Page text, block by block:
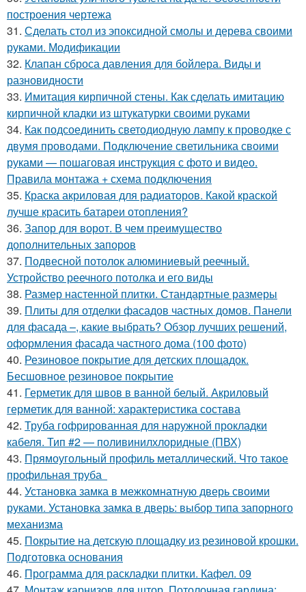
построения чертежа
31. Сделать стол из эпоксидной смолы и дерева своими
руками. Модификации
32. Клапан сброса давления для бойлера. Виды и
разновидности
33. Имитация кирпичной стены. Как сделать имитацию
кирпичной кладки из штукатурки своими руками
34. Как подсоединить светодиодную лампу к проводке с
двумя проводами. Подключение светильника своими
руками — пошаговая инструкция с фото и видео.
Правила монтажа + схема подключения
35. Краска акриловая для радиаторов. Какой краской
лучше красить батареи отопления?
36. Запор для ворот. В чем преимущество
дополнительных запоров
37. Подвесной потолок алюминиевый реечный.
Устройство реечного потолка и его виды
38. Размер настенной плитки. Стандартные размеры
39. Плиты для отделки фасадов частных домов. Панели
для фасада –, какие выбрать? Обзор лучших решений,
оформления фасада частного дома (100 фото)
40. Резиновое покрытие для детских площадок.
Бесшовное резиновое покрытие
41. Герметик для швов в ванной белый. Акриловый
герметик для ванной: характеристика состава
42. Труба гофрированная для наружной прокладки
кабеля. Тип #2 — поливинилхлоридные (ПВХ)
43. Прямоугольный профиль металлический. Что такое
профильная труба
44. Установка замка в межкомнатную дверь своими
руками. Установка замка в дверь: выбор типа запорного
механизма
45. Покрытие на детскую площадку из резиновой крошки.
Подготовка основания
46. Программа для раскладки плитки. Кафел. 09